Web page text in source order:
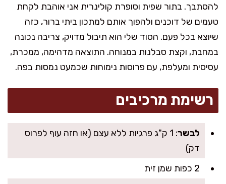
להסתבך. בתור שפית וסופרת קולינרית אני אוהבת לקחת
טעמים של דוכנים ולהפוך אותם למתכון ביתי ברור, כזה
שיוצא בכל פעם. הסוד שלי הוא תיבול מדויק, צריבה נכונה
במחבת, וקצת סבלנות במנוחה. התוצאה מדהימה, ממכרת,
עסיסית ומעלפת, עם פרוסות נימוחות שכמעט נמסות בפה.
רשימת מרכיבים
לבשר
: 1 ק"ג פרגיות ללא עצם (או חזה עוף לפרוס
דק)
2 כפות שמן זית